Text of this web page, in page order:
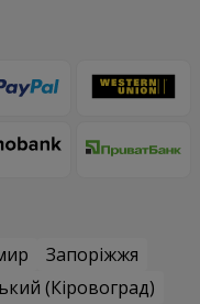
Запоріжжя
(Кіровоград)